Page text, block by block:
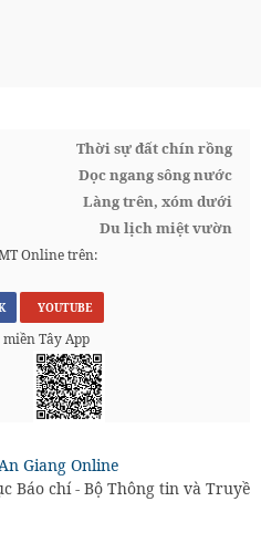
Thời sự đất chín rồng
Dọc ngang sông nước
Làng trên, xóm dưới
Du lịch miệt vườn
Online trên:
YOUTUBE
Tây App
Giang Online
Báo chí - Bộ Thông tin và